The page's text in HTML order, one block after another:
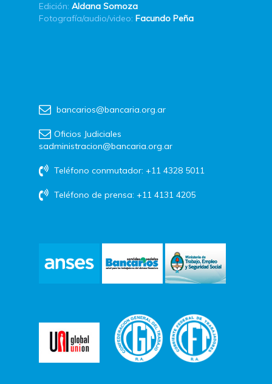
Edición: Aldana Somoza
Fotografía/audio/video: Facundo Peña
bancarios@bancaria.org.ar
Oficios Judiciales
sadministracion@bancaria.org.ar
Teléfono conmutador: +11 4328 5011
Teléfono de prensa: +11 4131 4205